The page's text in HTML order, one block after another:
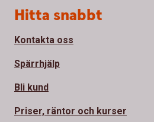
Sidfot
Hitta snabbt
Kontakta oss
Spärrhjälp
Bli kund
Priser, räntor och kurser